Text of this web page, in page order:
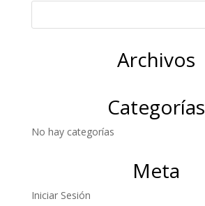
Archivos
Categorías
No hay categorías
Meta
Iniciar Sesión